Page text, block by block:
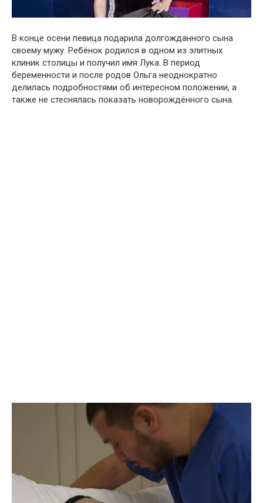
В конце осени певица подарила долгожданного сына
своему мужу. Ребёнок родился в одном из элитных
клиник столицы и получил имя Лука. В период
беременности и после родов Ольга неоднократно
делилась подробностями об интересном положении, а
также не стеснялась показать новорождённого сына.